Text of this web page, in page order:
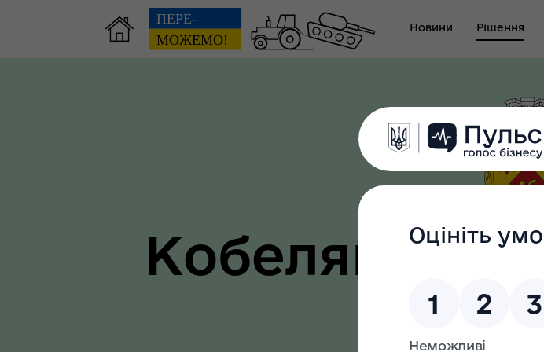
Новини Рішення
Звіт виконуючого
голови-секретаря міської
ради
Кобеляцька